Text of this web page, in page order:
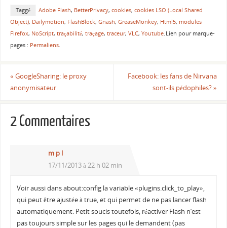
Taggé Adobe Flash, BetterPrivacy, cookies, cookies LSO (Local Shared
Object), Dailymotion, FlashBlock, Gnash, GreaseMonkey, Html5, modules
Firefox, NoScript, traçabilité, traçage, traceur, VLC, Youtube. Lien pour marque-
pages : Permaliens.
« GoogleSharing: le proxy
anonymisateur
Facebook: les fans de Nirvana
sont-ils pédophiles?»
2 Commentaires
m p l
17/11/2013 à 22 h 02 min
Voir aussi dans about:config la variable «plugins.click_to_play»,
qui peut être ajustée à true, et qui permet de ne pas lancer flash
automatiquement. Petit soucis toutefois, réactiver Flash n’est
pas toujours simple sur les pages qui le demandent (pas